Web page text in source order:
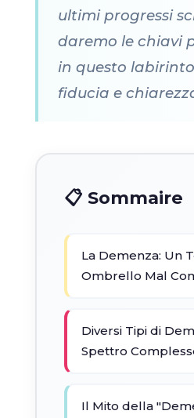
ultimi progressi
daremo le chiavi
in questo
fiducia e
📋 Sommaire
La Demenza: Un
Ombrello Mal
Diversi Tipi di
Spettro
Il Mito della